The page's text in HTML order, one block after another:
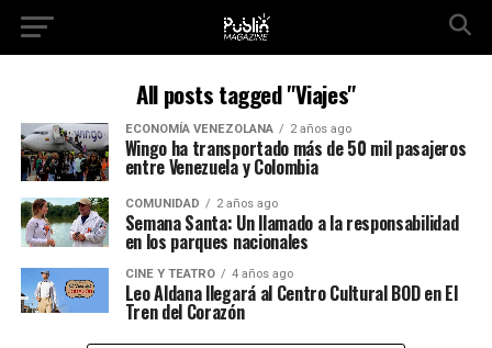
All posts tagged "Viajes"
ECONOMÍA VENEZOLANA 2 años ago
Wingo ha transportado más de 50 mil pasajeros
entre Venezuela y Colombia
COMUNIDAD 2 años ago
Semana Santa: Un llamado a la responsabilidad
en los parques nacionales
CINE Y TEATRO 4 años ago
Leo Aldana llegará al Centro Cultural BOD en El
Tren del Corazón